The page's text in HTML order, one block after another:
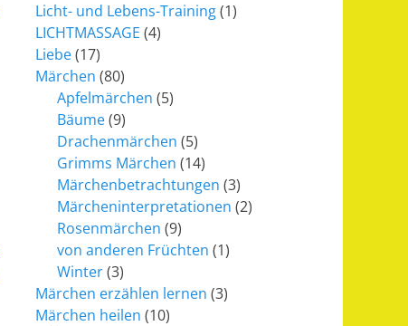
Licht- und Lebens-Training(1)
LICHTMASSAGE (4)
Liebe(17)
Märchen (80)
Apfelmärchen (5)
Bäume(9)
Drachenmärchen (5)
Grimms Märchen (14)
Märchenbetrachtungen (3)
Märcheninterpretationen (2)
Rosenmärchen (9)
von anderen Früchten (1)
Winter(3)
Märchen erzählen lernen (3)
Märchen heilen (10)